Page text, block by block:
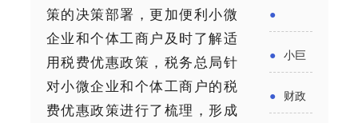
策的决策部署，更加便利小微
企业和个体工商户及时了解适
用税费优惠政策，税务总局针
对小微企业和个体工商户的税
费优惠政策进行了梳理，形成
州开展
2026年
轮汽车
省科技
成果转
化中试
出台酒
类新规
●
小企业
● 小巨
● 财政